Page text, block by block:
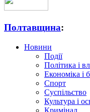
Полтавщина:
Новини
Події
Політика і
Економіка і
Спорт
Суспільство
Культура і
Кримінал